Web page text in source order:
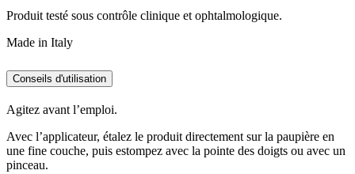
Produit testé sous contrôle clinique et ophtalmologique.
Made in Italy
Conseils d'utilisation
Agitez avant l’emploi.
Avec l’applicateur, étalez le produit directement sur la paupière en
une fine couche, puis estompez avec la pointe des doigts ou avec un
pinceau.